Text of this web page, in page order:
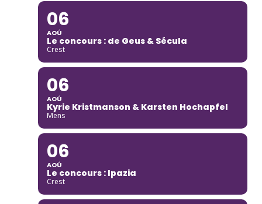
06
AOÛ
Le concours : de Geus & Sécula
Crest
06
AOÛ
Kyrie Kristmanson & Karsten Hochapfel
Mens
06
AOÛ
Le concours : Ipazia
Crest